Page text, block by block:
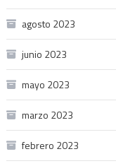
agosto 2023
junio 2023
mayo 2023
marzo 2023
febrero 2023